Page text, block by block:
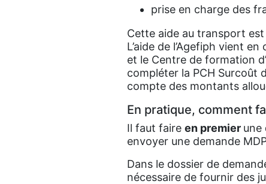
prise en charge des
Cette aide au transport est
L’aide de l’Agefiph vient
et le Centre de formation
compléter la PCH Surcoût
compte des montants
En pratique, comment
Il faut faire en premier une
envoyer une demande
Dans le dossier de
nécessaire de fournir des